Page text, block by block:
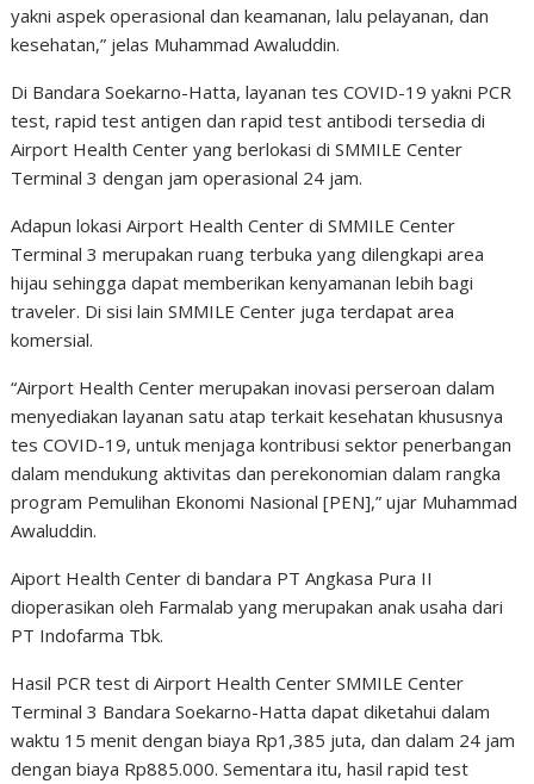
yakni aspek operasional dan keamanan, lalu pelayanan, dan
kesehatan,” jelas Muhammad Awaluddin.
Di Bandara Soekarno-Hatta, layanan tes COVID-19 yakni PCR
test, rapid test antigen dan rapid test antibodi tersedia di
Airport Health Center yang berlokasi di SMMILE Center
Terminal 3 dengan jam operasional 24 jam.
Adapun lokasi Airport Health Center di SMMILE Center
Terminal 3 merupakan ruang terbuka yang dilengkapi area
hijau sehingga dapat memberikan kenyamanan lebih bagi
traveler. Di sisi lain SMMILE Center juga terdapat area
komersial.
“Airport Health Center merupakan inovasi perseroan dalam
menyediakan layanan satu atap terkait kesehatan khususnya
tes COVID-19, untuk menjaga kontribusi sektor penerbangan
dalam mendukung aktivitas dan perekonomian dalam rangka
program Pemulihan Ekonomi Nasional [PEN],” ujar Muhammad
Awaluddin.
Aiport Health Center di bandara PT Angkasa Pura II
dioperasikan oleh Farmalab yang merupakan anak usaha dari
PT Indofarma Tbk.
Hasil PCR test di Airport Health Center SMMILE Center
Terminal 3 Bandara Soekarno-Hatta dapat diketahui dalam
waktu 15 menit dengan biaya Rp1,385 juta, dan dalam 24 jam
dengan biaya Rp885.000. Sementara itu, hasil rapid test